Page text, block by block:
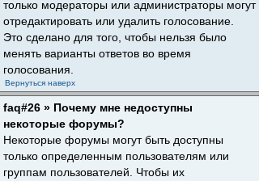
только модераторы или администраторы могут
отредактировать или удалить голосование.
Это сделано для того, чтобы нельзя было
менять варианты ответов во время
голосования.
Вернуться наверх
faq#26 » Почему мне недоступны
некоторые форумы?
Некоторые форумы могут быть доступны
только определенным пользователям или
группам пользователей. Чтобы их